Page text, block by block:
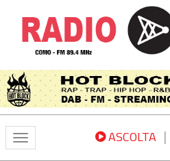
Toggle
navigation
ASCOLTA |